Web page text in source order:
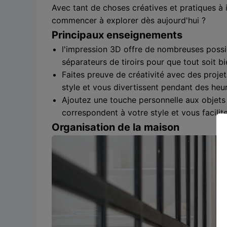
Avec tant de choses créatives et pratiques
commencer à explorer dès aujourd'hui ?
Principaux enseignements
l'impression 3D offre de nombreuses
séparateurs de tiroirs pour que tout soit
Faites preuve de créativité avec des
style et vous divertissent pendant des
Ajoutez une touche personnelle aux
correspondent à votre style et vous
Organisation de la maison